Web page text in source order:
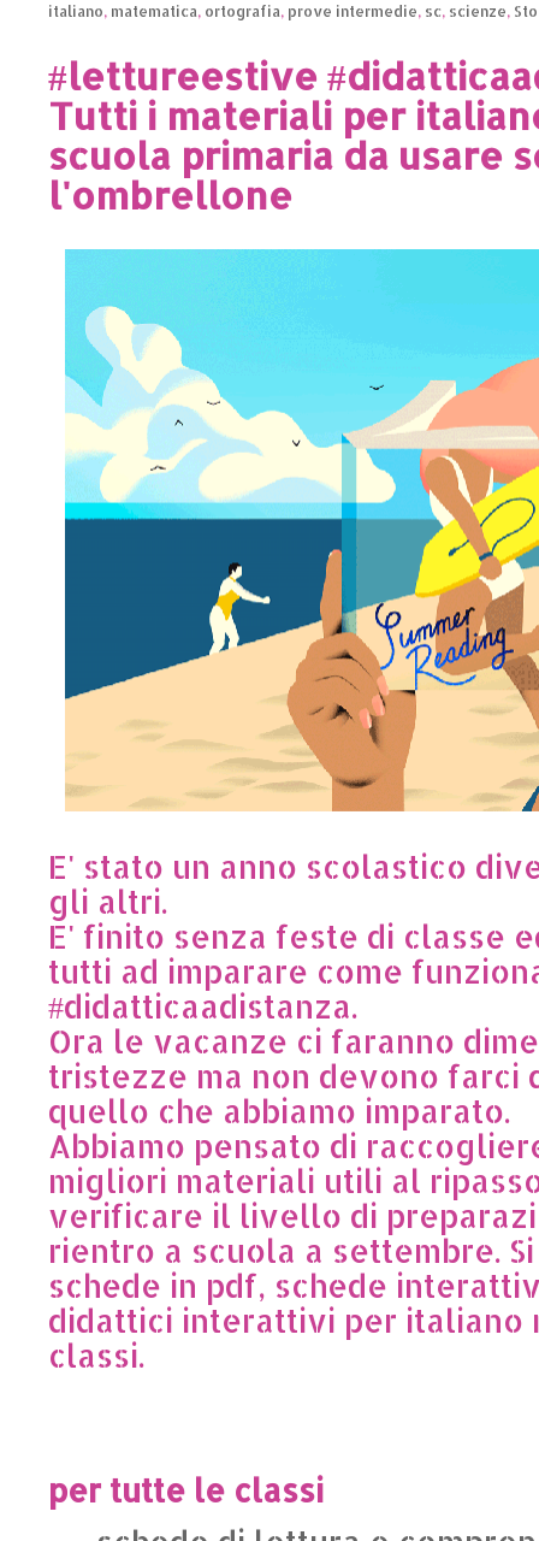
italiano, matematica, ortografia, prove intermedie, sc, scienze,
#lettureestive
Tutti i materiali per
scuola primaria da usare
l'ombrellone
E' stato un anno scolastico
gli altri.
E' finito senza feste di classe
tutti ad imparare come
#didatticaadistanza.
Ora le vacanze ci faranno
tristezze ma non devono farci
quello che abbiamo imparato.
Abbiamo pensato di
migliori materiali utili al
verificare il livello di
rientro a scuola a settembre.
schede in pdf, schede
didattici interattivi per italiano
classi.
per tutte le classi